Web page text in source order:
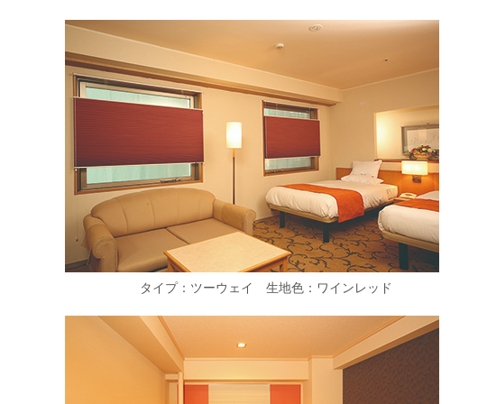
タイプ：ツーウェイ 生地色：ワインレッド